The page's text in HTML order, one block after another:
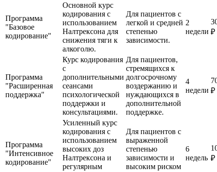
Программа
"Базовое
кодирование"
Основной курс
кодирования с
использованием
Налтрексона для
снижения тяги к
алкоголю.
Для пациентов с
легкой и средней
степенью
зависимости.
2
недели ₽
Программа
"Расширенная
поддержка"
Курс кодирования
с
дополнительными
сеансами
психологической
поддержки и
консультациями.
Для пациентов,
стремящихся к
долгосрочному
воздержанию и
нуждающихся в
дополнительной
поддержке.
4
недели ₽
Программа
"Интенсивное
кодирование"
Усиленный курс
кодирования с
использованием
высоких доз
Налтрексона и
регулярным
Для пациентов с
выраженной
степенью
зависимости и
высоким риском
6
недель ₽